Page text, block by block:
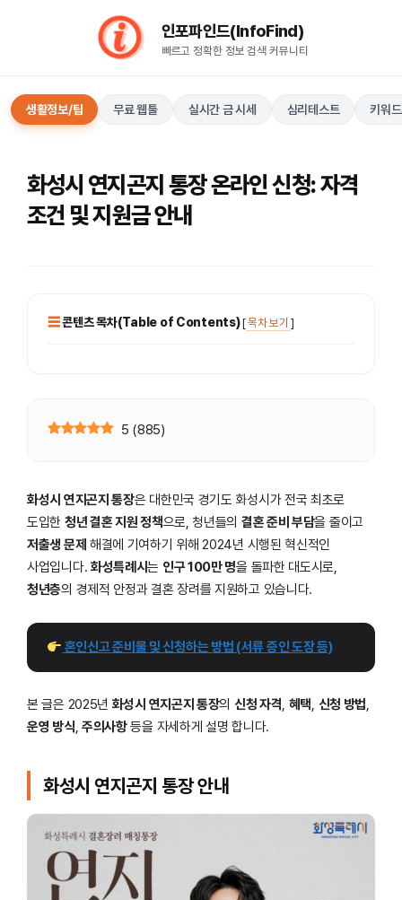
인포파인드(InfoFind)​​​​
빠르고 정확한 정보 검색 커뮤니티
생활정보/팁 무료 웹툴 실시간 금 시세 심리테스트 키워
화성시 연지곤지 통장 온라인 신청: 자격
조건 및 지원금 안내
콘텐츠 목차(Table of Contents)[목차 보기 ]
5 (885)
화성시 연지곤지 통장은 대한민국 경기도 화성시가 전국 최초로
도입한 청년 결혼 지원 정책으로, 청년들의 결혼 준비 부담을 줄이고
저출생 문제 해결에 기여하기 위해 2024년 시행된 혁신적인
사업입니다. 화성특례시는 인구 100만 명을 돌파한 대도시로,
청년층의 경제적 안정과 결혼 장려를 지원하고 있습니다.
혼인신고 준비물 및 신청하는 방법 (서류 증인 도장 등)
본 글은 2025년 화성시 연지곤지 통장의 신청 자격, 혜택, 신청 방법,
운영 방식, 주의사항등을 자세하게 설명 합니다.
화성시 연지곤지 통장 안내